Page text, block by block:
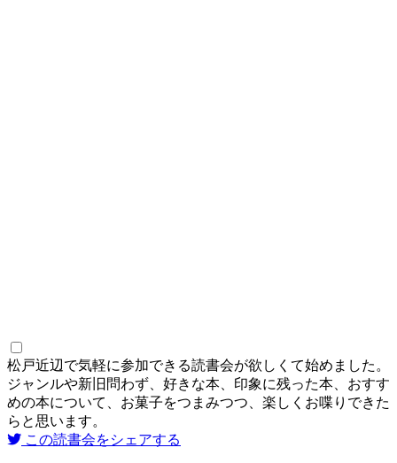
松戸近辺で気軽に参加できる読書会が欲しくて始めました。
ジャンルや新旧問わず、好きな本、印象に残った本、おすす
めの本について、お菓子をつまみつつ、楽しくお喋りできた
らと思います。
この読書会をシェアする